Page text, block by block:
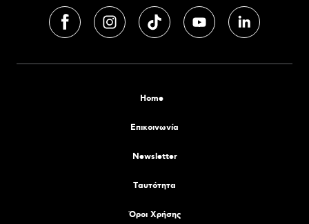
Home
Επικοινωνία
Newsletter
Tαυτότητα
Όροι Χρήσης